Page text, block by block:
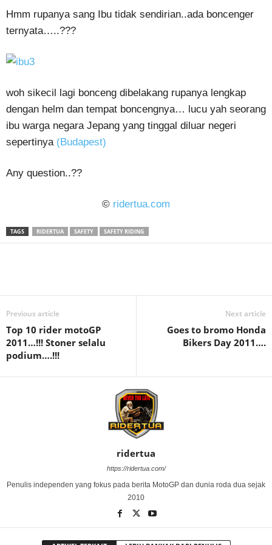
Hmm rupanya sang Ibu tidak sendirian..ada boncenger
ternyata…..???
woh sikecil lagi bonceng dibelakang rupanya lengkap
dengan helm dan tempat boncengnya… lucu yah seorang
ibu warga negara Jepang yang tinggal diluar negeri
sepertinya (Budapest)
Any question..??
© ridertua.com
TAGS RIDERTUA SAFETY SAFETY RIDING
Previous article
Top 10 rider motoGP
2011…!!! Stoner selalu
podium….!!!
Next article
Goes to bromo Honda
Bikers Day 2011….
ridertua
https://ridertua.com/
Penulis independen yang fokus pada berita MotoGP dan dunia roda dua sejak
2010